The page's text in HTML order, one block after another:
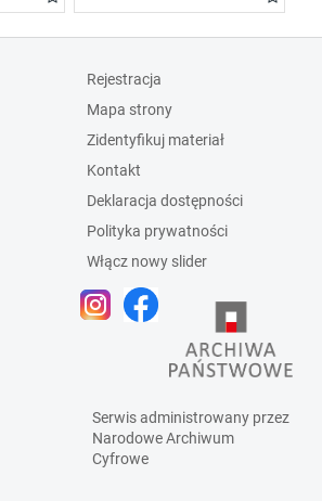
Rejestracja
Mapa strony
Zidentyfikuj materiał
Kontakt
Deklaracja dostępności
Polityka prywatności
Włącz nowy slider
Serwis administrowany przez
Narodowe Archiwum
Cyfrowe